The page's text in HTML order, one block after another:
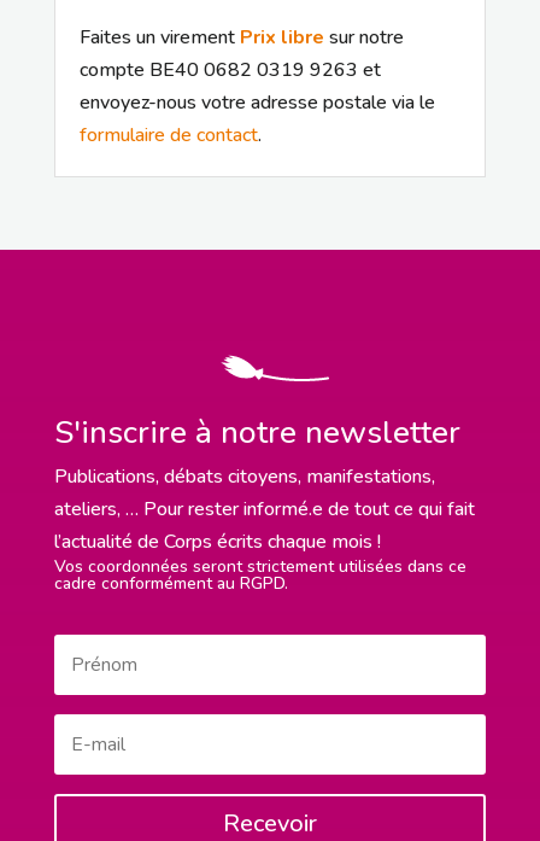
Faites un virement Prix libre sur notre
compte BE40 0682 0319 9263 et
envoyez-nous votre adresse postale via le
formulaire de contact.
S'inscrire à notre newsletter
Publications, débats citoyens, manifestations,
ateliers, … Pour rester informé.e de tout ce qui fait
l’actualité de Corps écrits chaque mois !
Vos coordonnées seront strictement utilisées dans ce
cadre conformément au RGPD.
Recevoir